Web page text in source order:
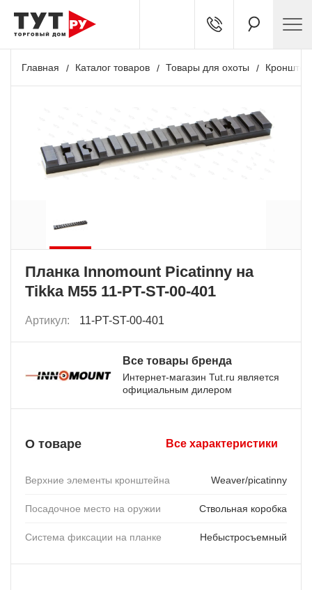
Главная Каталог товаров Товары для охоты
Планка Innomount Picatinny на
Tikka M55 11-PT-ST-00-401
Артикул: 11-PT-ST-00-401
Все товары бренда
Интернет-магазин Tut.ru является
официальным дилером
О товаре Все характеристики
Верхние элементы кронштейна Weaver/picatinny
Посадочное место на оружии Ствольная коробка
Система фиксации на планке Небыстросъемный